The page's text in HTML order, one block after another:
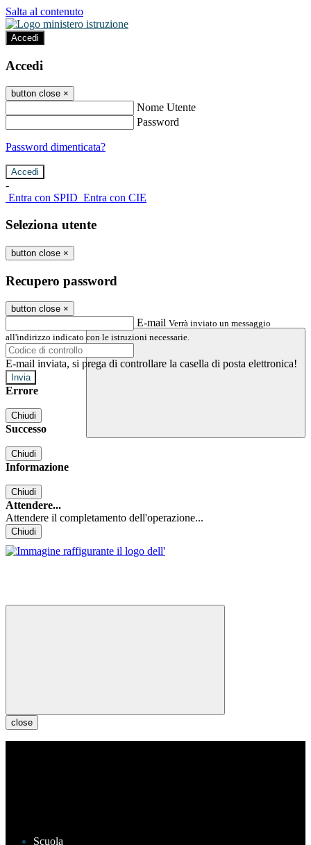
Salta al contenuto
Accedi
Accedi
button close ×
Nome Utente
Password
Password dimenticata?
-
Entra con SPID Entra con CIE
Seleziona utente
button close ×
Recupero password
button close ×
E-mail Verrà inviato un messaggio
all'indirizzo indicato con le istruzioni necessarie.
E-mail inviata, si prega di controllare la casella di posta elettronica!
Errore
Chiudi
Successo
Chiudi
Informazione
Chiudi
Attendere...
Attendere il completamento dell'operazione...
Chiudi
close
Scuola